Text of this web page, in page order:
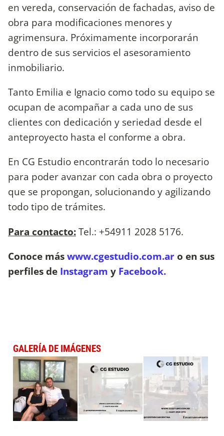
en vereda, conservación de fachadas, aviso de
obra para modificaciones menores y
agrimensura. Próximamente incorporarán
dentro de sus servicios el asesoramiento
inmobiliario.
Tanto Emilia e Ignacio como todo su equipo se
ocupan de acompañar a cada uno de sus
clientes con dedicación y seriedad desde el
anteproyecto hasta el conforme a obra.
En CG Estudio encontrarán todo lo necesario
para poder avanzar con cada obra o proyecto
que se propongan, solucionando y agilizando
todo tipo de trámites.
Para contacto:Tel.: +54911 2028 5176.
Conoce máswww.cgestudio.com.ar o en sus
perfiles de Instagram y Facebook.
GALERÍA DE IMÁGENES